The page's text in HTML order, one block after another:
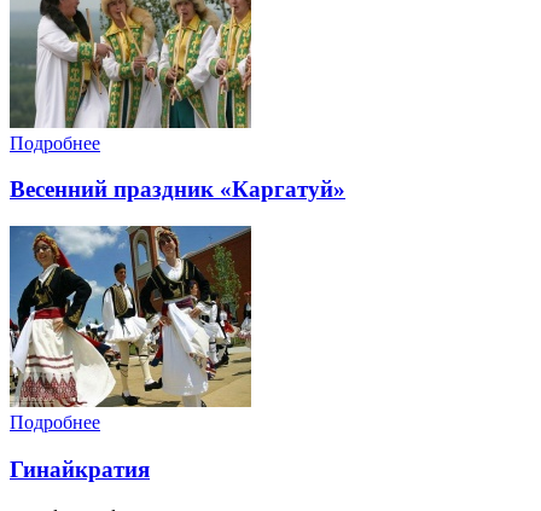
Подробнее
Весенний праздник «Каргатуй»
Подробнее
Гинайкратия